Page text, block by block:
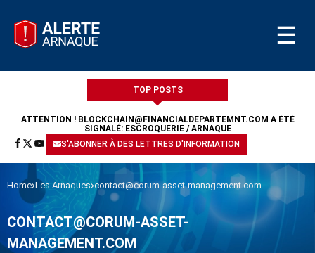
☰
TOP POSTS
ATTENTION ! BLOCKCHAIN@FINANCIALDEPARTEMNT.COM A ÉTÉ
SIGNALÉ: ESCROQUERIE / ARNAQUE
S'ABONNER À DES LETTRES D'INFORMATION
Home Les Arnaques contact@corum-asset-management.com
CONTACT@CORUM-ASSET-
MANAGEMENT.COM